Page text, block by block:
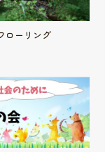
ローリング